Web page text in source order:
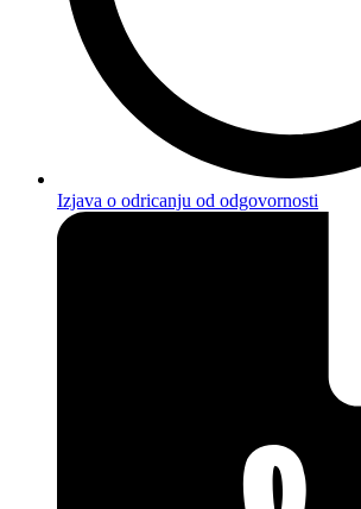
Izjava o odricanju od odgovornosti